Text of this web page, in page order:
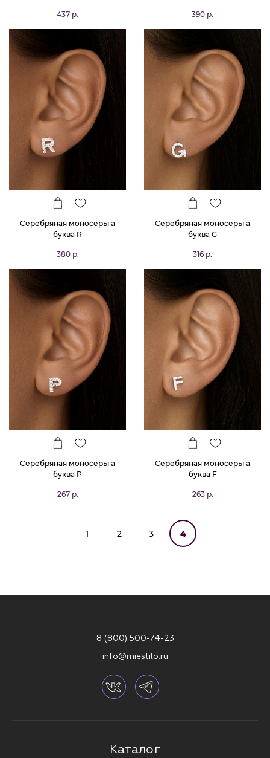
437 р.
390 р.
Серебряная моносерьга
буква R
380 р.
Серебряная моносерьга
буква G
316 р.
Серебряная моносерьга
буква P
267 р.
Серебряная моносерьга
буква F
263 р.
1 2 3 4
8 (800) 500-74-23
info@miestilo.ru
Каталог